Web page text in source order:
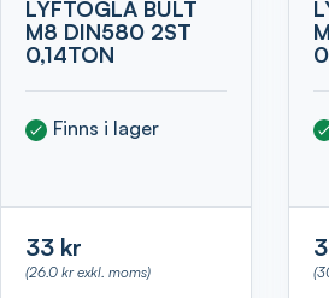
LYFTÖGLA BULT
M8 DIN580 2ST
0,14TON
Finns i lager
33 kr
(26.0 kr exkl. moms)